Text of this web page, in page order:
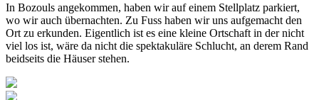
In Bozouls angekommen, haben wir auf einem Stellplatz parkiert,
wo wir auch übernachten. Zu Fuss haben wir uns aufgemacht den
Ort zu erkunden. Eigentlich ist es eine kleine Ortschaft in der nicht
viel los ist, wäre da nicht die spektakuläre Schlucht, an derem Rand
beidseits die Häuser stehen.